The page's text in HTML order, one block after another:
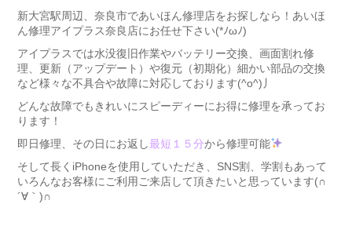
新大宮駅周辺、奈良市であいほん修理店をお探しなら！あいほ
ん修理アイプラス奈良店にお任せ下さい(*ﾉωﾉ)
アイプラスでは水没復旧作業やバッテリー交換、画面割れ修
理、更新（アップデート）や復元（初期化）細かい部品の交換
など様々な不具合や故障に対応しております(^o^)丿
どんな故障でもきれいにスピーディーにお得に修理を承ってお
ります！
即日修理、その日にお返し最短１５分から修理可能
そして長くiPhoneを使用していただき、SNS割、学割もあって
いろんなお客様にご利用ご来店して頂きたいと思っています(∩
´∀｀)∩